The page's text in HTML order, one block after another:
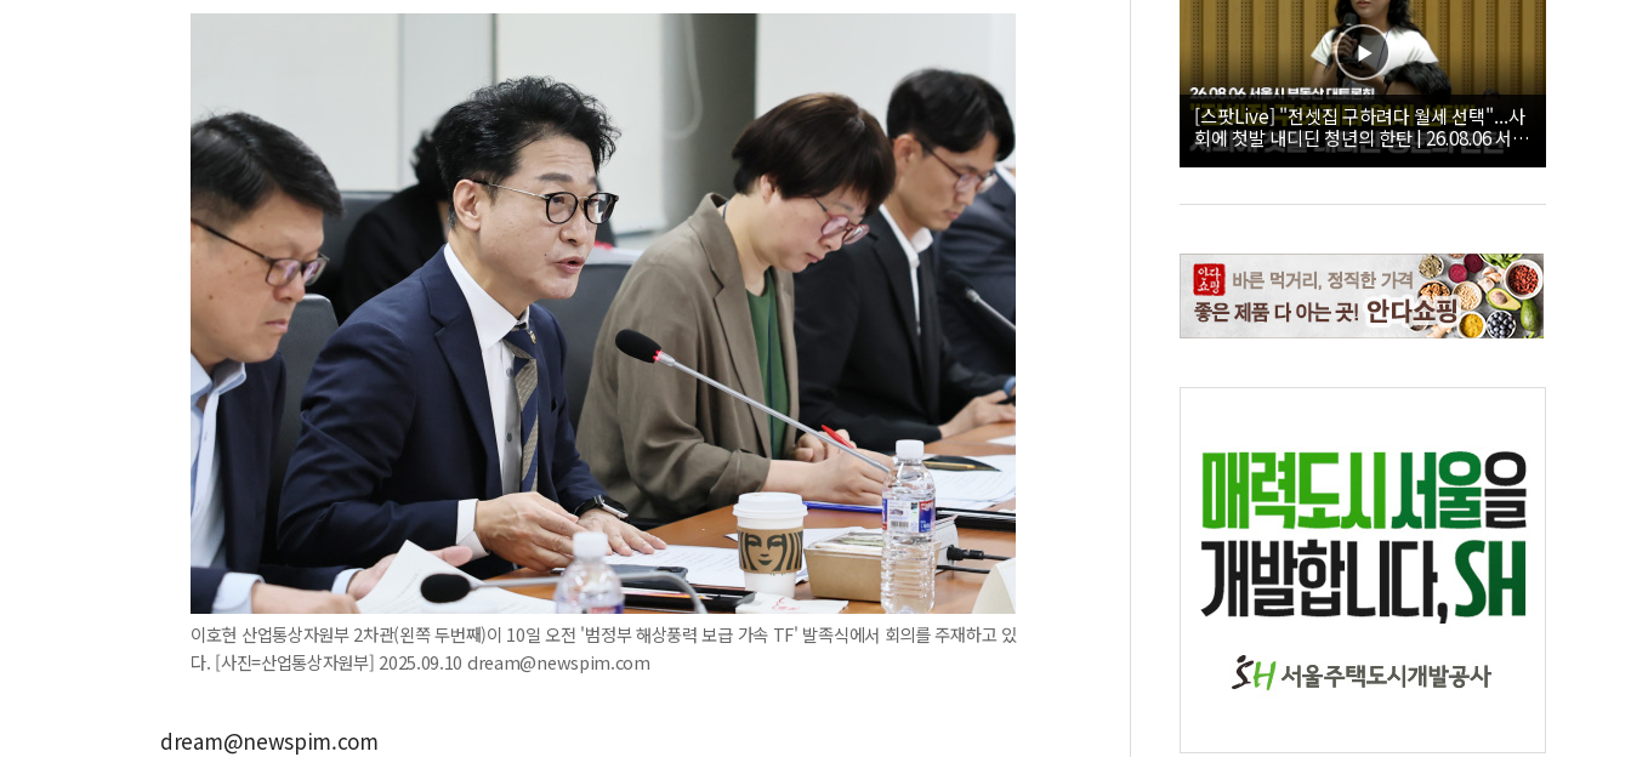
이호현 산업통상자원부 2차관(왼쪽 두번째)이 10일 오전 '범정부 해상풍력 보급 가속 TF' 발족식에서 회의를 주재하고 있
다. [사진=산업통상자원부] 2025.09.10 dream@newspim.com
dream@newspim.com
[스팟Live] "전셋집 구하려다 월세 선택"...사
회에 첫발 내디딘 청년의 한탄 | 26.08.06 서울
시 부동산 대토론회